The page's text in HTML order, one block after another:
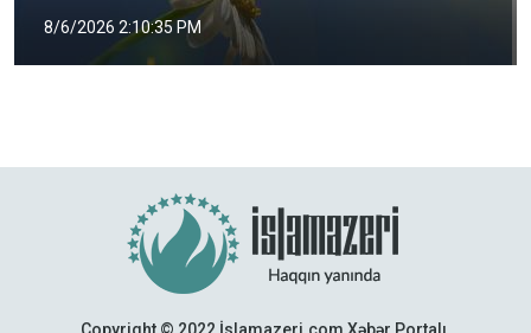
8/6/2026 2:10:35 PM
Copyright © 2022 İslamazeri.com Xəbər Portalı.